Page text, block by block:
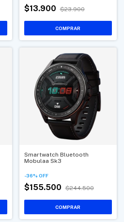
$13.900 $23.900
Smartwatch Bluetooth
Mobulaa Sk3
-36% OFF
$155.500 $244.500